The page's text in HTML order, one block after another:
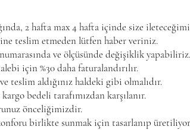
2 hafta max 4 hafta içinde size
teslim etmeden lütfen haber veriniz.
ve ölçüsünde değişiklik
için %30 daha faturalandırılır.
teslim aldığınız haldeki gibi olmalıdır.
bedeli tarafımızdan karşılanır.
önceliğimizdir.
konforu birlikte sunmak için tasarlanıp